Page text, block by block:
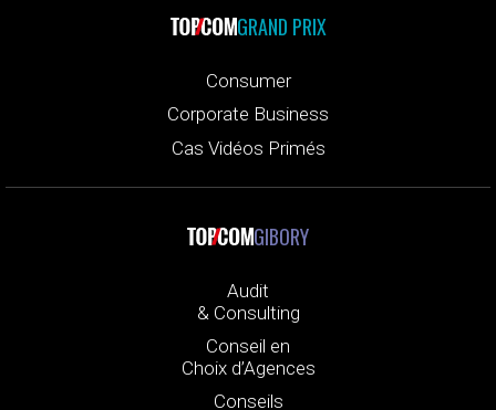
GRAND PRIX
Consumer
Corporate Business
Cas Vidéos Primés
GIBORY
Audit
& Consulting
Conseil en
Choix d’Agences
Conseils